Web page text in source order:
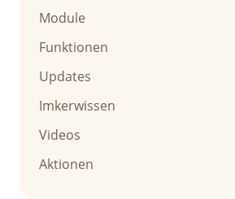
Module
Funktionen
Updates
Imkerwissen
Videos
Aktionen